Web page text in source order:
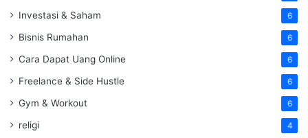
Investasi & Saham 6
Bisnis Rumahan 6
Cara Dapat Uang Online 6
Freelance & Side Hustle 6
Gym & Workout 6
religi 4